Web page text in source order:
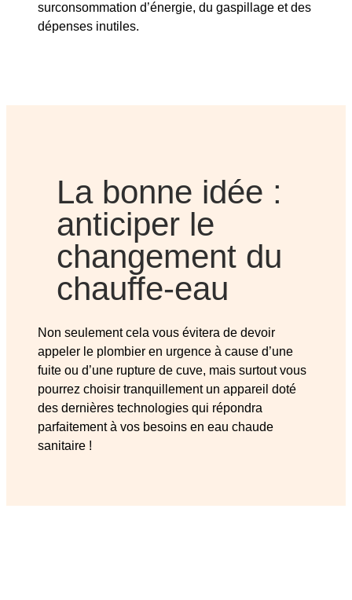
surconsommation d’énergie, du gaspillage et des
dépenses inutiles.
La bonne idée :
anticiper le
changement du
chauffe-eau
Non seulement cela vous évitera de devoir
appeler le plombier en urgence à cause d’une
fuite ou d’une rupture de cuve, mais surtout vous
pourrez choisir tranquillement un appareil doté
des dernières technologies qui répondra
parfaitement à vos besoins en eau chaude
sanitaire !